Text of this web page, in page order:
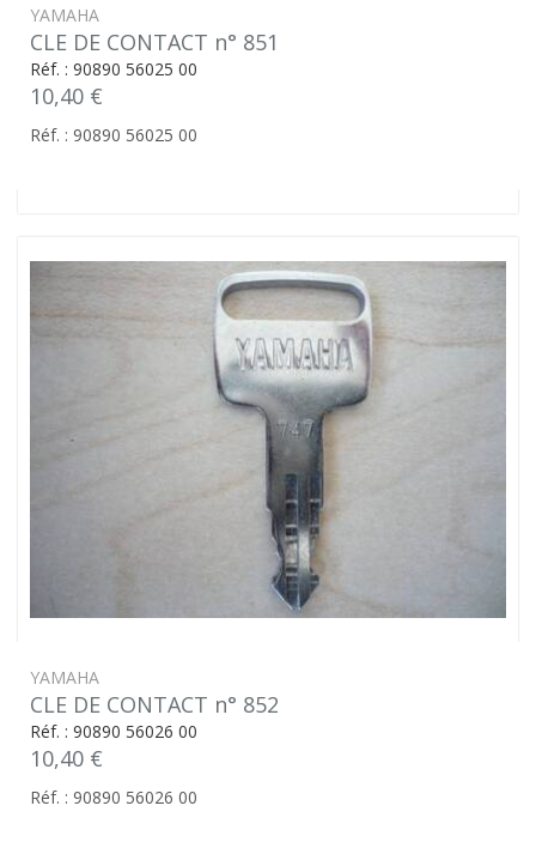
YAMAHA
CLE DE CONTACT n° 851
Réf. : 90890 56025 00
10,40 €
Réf. : 90890 56025 00
YAMAHA
CLE DE CONTACT n° 852
Réf. : 90890 56026 00
10,40 €
Réf. : 90890 56026 00